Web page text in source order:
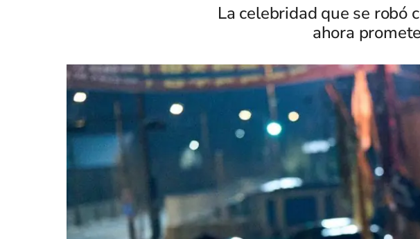
La celebridad que se robó
ahora